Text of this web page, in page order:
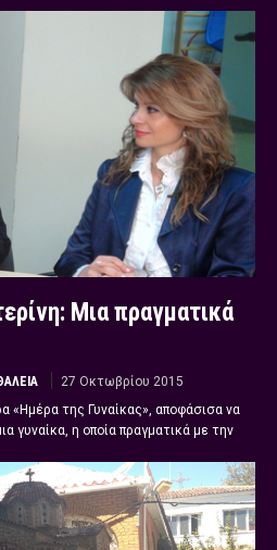
Μια πραγματικά
27 Οκτωβρίου 2015
«Ημέρα της Γυναίκας», αποφάσισα να
γυναίκα, η οποία πραγματικά με την